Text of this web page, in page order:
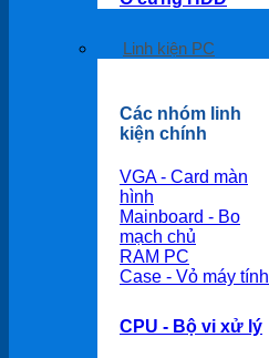
Linh kiện PC
Các nhóm linh
kiện chính
VGA - Card màn
hình
Mainboard - Bo
mạch chủ
RAM PC
Case - Vỏ máy tính
CPU - Bộ vi xử lý